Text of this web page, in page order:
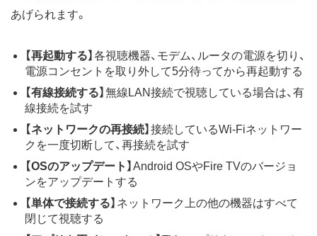
あげられます。
【再起動する】 各視聴機器、モデム、ルータの電源を切り、
電源コンセントを取り外して5分待ってから再起動する
【有線接続する】 無線LAN接続で視聴している場合は、有
線接続を試す
【ネットワークの再接続】 接続しているWi-Fiネットワー
クを一度切断して、再接続を試す
【OSのアップデート】 Android OSやFire TVのバージョ
ンをアップデートする
【単体で接続する】 ネットワーク上の他の機器はすべて
閉じて視聴する